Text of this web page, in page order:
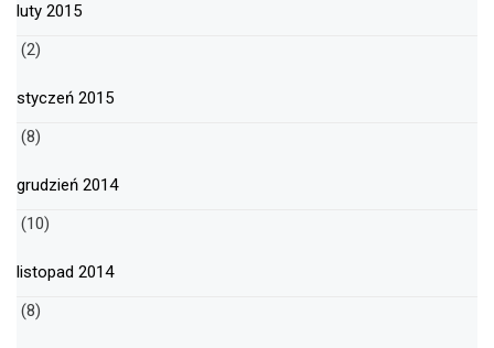
luty 2015
(2)
styczeń 2015
(8)
grudzień 2014
(10)
listopad 2014
(8)